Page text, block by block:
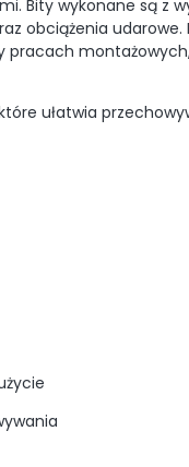
Bity wykonane są z
obciążenia udarowe.
pracach
ułatwia